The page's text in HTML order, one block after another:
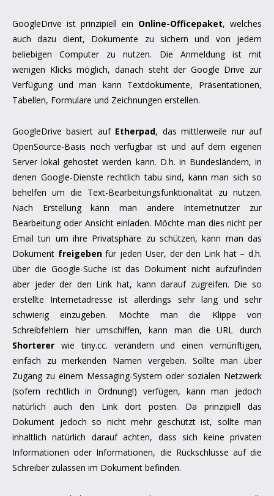
GoogleDrive ist prinzipiell ein Online-Officepaket, welches
auch dazu dient, Dokumente zu sichern und von jedem
beliebigen Computer zu nutzen. Die Anmeldung ist mit
wenigen Klicks möglich, danach steht der Google Drive zur
Verfügung und man kann Textdokumente, Präsentationen,
Tabellen, Formulare und Zeichnungen erstellen.
GoogleDrive basiert auf Etherpad, das mittlerweile nur auf
OpenSource-Basis noch verfügbar ist und auf dem eigenen
Server lokal gehostet werden kann. D.h. in Bundesländern, in
denen Google-Dienste rechtlich tabu sind, kann man sich so
behelfen um die Text-Bearbeitungsfunktionalität zu nutzen.
Nach Erstellung kann man andere Internetnutzer zur
Bearbeitung oder Ansicht einladen. Möchte man dies nicht per
Email tun um ihre Privatsphäre zu schützen, kann man das
Dokument freigebenfür jeden User, der den Link hat – d.h.
über die Google-Suche ist das Dokument nicht aufzufinden
aber jeder der den Link hat, kann darauf zugreifen. Die so
erstellte Internetadresse ist allerdings sehr lang und sehr
schwierig einzugeben. Möchte man die Klippe von
Schreibfehlern hier umschiffen, kann man die URL durch
Shorterer wie tiny.cc. verändern und einen vernünftigen,
einfach zu merkenden Namen vergeben. Sollte man über
Zugang zu einem Messaging-System oder sozialen Netzwerk
(sofern rechtlich in Ordnung!) verfügen, kann man jedoch
natürlich auch den Link dort posten. Da prinzipiell das
Dokument jedoch so nicht mehr geschützt ist, sollte man
inhaltlich natürlich darauf achten, dass sich keine privaten
Informationen oder Informationen, die Rückschlüsse auf die
Schreiber zulassen im Dokument befinden.